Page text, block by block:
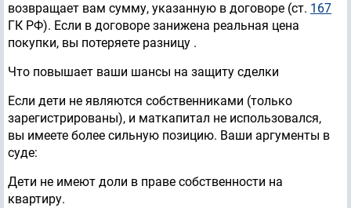
возвращает вам сумму, указанную в договоре (ст. 167
ГК РФ). Если в договоре занижена реальная цена
покупки, вы потеряете разницу .
Что повышает ваши шансы на защиту сделки
Если дети не являются собственниками (только
зарегистрированы), и маткапитал не использовался,
вы имеете более сильную позицию. Ваши аргументы в
суде:
Дети не имеют доли в праве собственности на
квартиру.